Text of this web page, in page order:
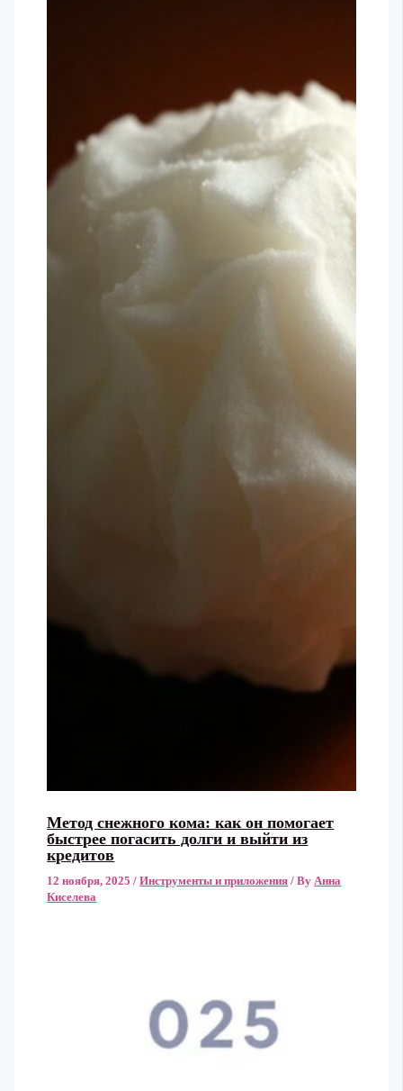
Метод снежного кома: как он помогает
быстрее погасить долги и выйти из
кредитов
12 ноября, 2025/Инструменты и приложения / By Анна
Киселева